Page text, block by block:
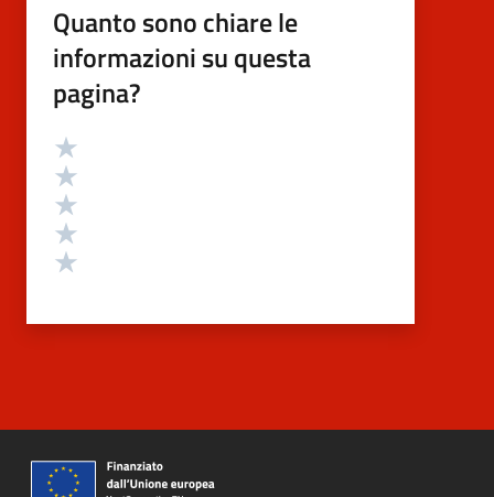
Quanto sono chiare le
informazioni su questa
pagina?
Valutazione